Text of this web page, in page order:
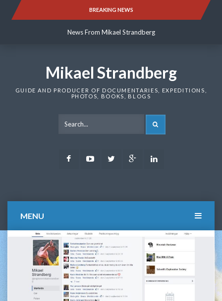
BREAKING NEWS
News From Mikael Strandberg
News From Mikael Strandberg
Mikael Strandberg
GUIDE AND PRODUCER OF DOCUMENTARIES, EXPEDITIONS,
PHOTOS, BOOKS, BLOGS
FacebookYoutubeTwitter Google
MENU